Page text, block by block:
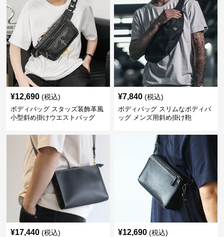
¥12,690 (税込)
ボディバッグ スタッズ装飾革風
小型斜め掛けウエストバッグ
¥7,840 (税込)
ボディバッグ スリムなボディバ
ッグ メンズ用斜め掛け鞄
¥17,440 (税込) ¥12,690 (税込)